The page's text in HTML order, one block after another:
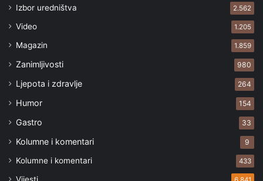
Izbor uredništva 2.562
Video 1.205
Magazin 1.859
Zanimljivosti 980
Ljepota i zdravlje 264
Humor 154
Gastro 33
Kolumne i komentari 9
Kolumne i komentari 433